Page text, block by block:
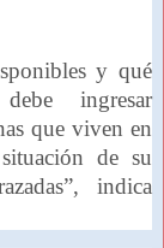
y qué
ingresar
que viven en
de su
indica